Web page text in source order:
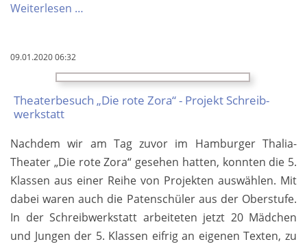
Weiterlesen …
Stim­
mung
Spenden­
abend
09.01.2020 06:32
Theater­besuch „Die rote Zora“ - Projekt Schreib­
werk­statt
Nachdem wir am Tag zu­vor im Ham­bur­ger Thalia-
Theater „Die rote Zora“ ge­sehen hatten, konn­ten die 5.
Klas­sen aus einer Reihe von Pro­jekten aus­wählen. Mit
da­bei waren auch die Paten­schüler aus der Ober­stufe.
In der Schreib­werk­statt ar­beiteten jetzt 20 Mäd­chen
und Jungen der 5. Klas­sen eifrig an ei­genen Tex­ten, zu